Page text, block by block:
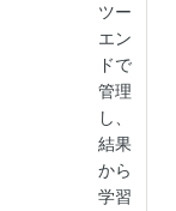
ツー
エン
ドで
管理
し、
結果
から
学習